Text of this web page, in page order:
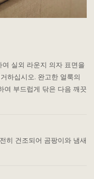
실외 라운지 의자 표면을
하십시오. 완고한 얼룩의
여 부드럽게 닦은 다음 깨끗
히 건조되어 곰팡이와 냄새